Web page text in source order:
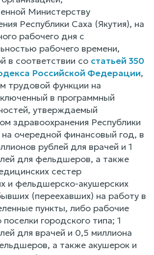
Министерству
Республики Саха (Якутия), на
рабочего дня с
рабочего времени,
в соответствии со статьей 350
Российской Федерации,
трудовой функции на
в программный
утверждаемый
здравоохранения Республики
на очередной финансовый год, в
рублей для врачей и 1
для фельдшеров, а также
сестер
и фельдшерско-акушерских
(переехавших) на работу в
пункты, либо рабочие
городского типа; 1
для врачей и 0,5 миллиона
а также акушерок и